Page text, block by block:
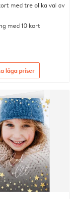
med tre olika val av
med 10 kort
låga priser